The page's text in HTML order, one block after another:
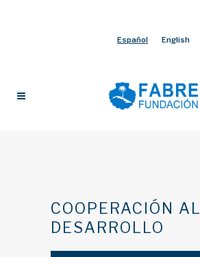
Español English
COOPERACIÓN AL
DESARROLLO